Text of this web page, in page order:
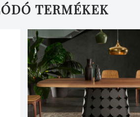
TERMÉKEK